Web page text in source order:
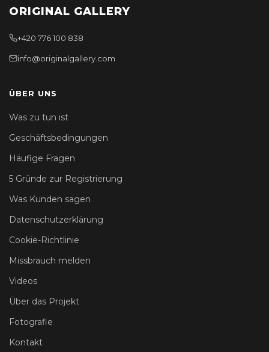
ORIGINAL GALLERY
+420 776 100 838
info@originalgallery.com
ÜBER UNS
Was zu tun ist
Geschäftsbedingungen
Häufige Fragen
5 Gründe zur Registrierung
Was Kunden sagen
Datenschutzerklärung
Cookie-Richtlinie
Missbrauch melden
Videos
Über das Projekt
Fotografie
Kontakt